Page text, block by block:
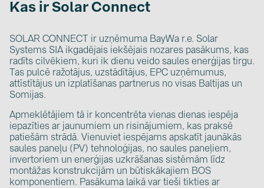
Kas ir Solar Connect
SOLAR CONNECT ir uzņēmuma BayWa r.e. Solar
Systems SIA ikgadējais iekšējais nozares pasākums, kas
radīts cilvēkiem, kuri ik dienu veido saules enerģijas tirgu.
Tas pulcē ražotājus, uzstādītājus, EPC uzņēmumus,
attīstītājus un izplatīšanas partnerus no visas Baltijas un
Somijas.
Apmeklētājiem tā ir koncentrēta vienas dienas iespēja
iepazīties ar jaunumiem un risinājumiem, kas praksē
patiešām strādā. Vienuviet iespējams apskatīt jaunākās
saules paneļu (PV) tehnoloģijas, no saules paneļiem,
invertoriem un enerģijas uzkrāšanas sistēmām līdz
montāžas konstrukcijām un būtiskākajiem BOS
komponentiem. Pasākuma laikā var tieši tikties ar